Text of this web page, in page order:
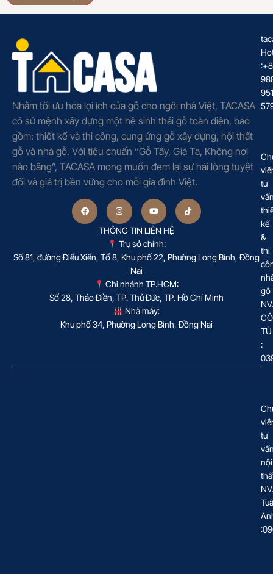
Nhằm tối ưu hóa lợi ích của gỗ cho ngôi nhà Việt, TACASA
có sứ mệnh xây dựng một hệ sinh thái gỗ toàn diện, bao
gồm: thiết kế và thi công, cung ứng gỗ xây dựng, nội thất
gỗ và nhà gỗ. Với tiêu chuẩn “Gỗ Tây, Giá Ta, Không nơi
nào bằng”, TACASA mong muốn đem lại sự hài lòng tuyệt
đối và giá trị bền vững cho mỗi gia đình Việt.
THÔNG TIN LIÊN HỆ
Trụ sở chính:
Số 81, đường Điểu Xiển, Tổ 8, Khu phố 22, Phường Long Bình, Đồng
Nai
Chi nhánh TP.HCM:
Số 28, Thảo Điền, TP. Thủ Đức, TP. Hồ Chí Minh
Nhà máy:
Khu phố 34, Phường Long Bình, Đồng Nai
951
tư
kế
&
thi
gỗ
NV.
TÚ
:
tư
nội
NV.